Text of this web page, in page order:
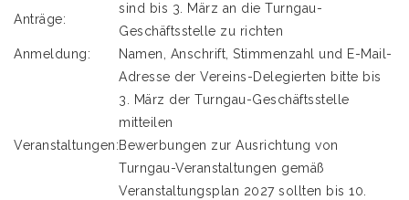
Anträge:
sind bis 3. März an die Turngau-
Geschäftsstelle zu richten
Anmeldung:
Namen, Anschrift, Stimmenzahl und E-Mail-
Adresse der Vereins-Delegierten bitte bis
3. März der Turngau-Geschäftsstelle
mitteilen
Veranstaltungen:Bewerbungen zur Ausrichtung von
Turngau-Veranstaltungen gemäß
Veranstaltungsplan 2027 sollten bis 10.